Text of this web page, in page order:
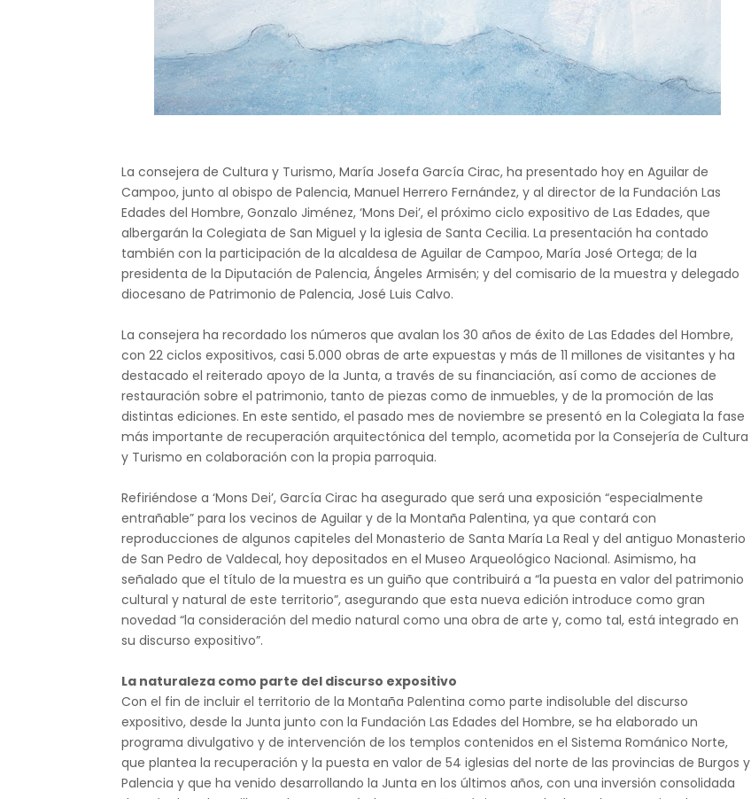
La consejera de Cultura y Turismo, María Josefa García Cirac, ha presentado hoy en Aguilar de
Campoo, junto al obispo de Palencia, Manuel Herrero Fernández, y al director de la Fundación Las
Edades del Hombre, Gonzalo Jiménez, ‘Mons Dei’, el próximo ciclo expositivo de Las Edades, que
albergarán la Colegiata de San Miguel y la iglesia de Santa Cecilia. La presentación ha contado
también con la participación de la alcaldesa de Aguilar de Campoo, María José Ortega; de la
presidenta de la Diputación de Palencia, Ángeles Armisén; y del comisario de la muestra y delegado
diocesano de Patrimonio de Palencia, José Luis Calvo.
La consejera ha recordado los números que avalan los 30 años de éxito de Las Edades del Hombre,
con 22 ciclos expositivos, casi 5.000 obras de arte expuestas y más de 11 millones de visitantes y ha
destacado el reiterado apoyo de la Junta, a través de su financiación, así como de acciones de
restauración sobre el patrimonio, tanto de piezas como de inmuebles, y de la promoción de las
distintas ediciones. En este sentido, el pasado mes de noviembre se presentó en la Colegiata la fase
más importante de recuperación arquitectónica del templo, acometida por la Consejería de Cultura
y Turismo en colaboración con la propia parroquia.
Refiriéndose a ‘Mons Dei’, García Cirac ha asegurado que será una exposición “especialmente
entrañable” para los vecinos de Aguilar y de la Montaña Palentina, ya que contará con
reproducciones de algunos capiteles del Monasterio de Santa María La Real y del antiguo Monasterio
de San Pedro de Valdecal, hoy depositados en el Museo Arqueológico Nacional. Asimismo, ha
señalado que el título de la muestra es un guiño que contribuirá a “la puesta en valor del patrimonio
cultural y natural de este territorio”, asegurando que esta nueva edición introduce como gran
novedad “la consideración del medio natural como una obra de arte y, como tal, está integrado en
su discurso expositivo”.
La naturaleza como parte del discurso expositivo
Con el fin de incluir el territorio de la Montaña Palentina como parte indisoluble del discurso
expositivo, desde la Junta junto con la Fundación Las Edades del Hombre, se ha elaborado un
programa divulgativo y de intervención de los templos contenidos en el Sistema Románico Norte,
que plantea la recuperación y la puesta en valor de 54 iglesias del norte de las provincias de Burgos y
Palencia y que ha venido desarrollando la Junta en los últimos años, con una inversión consolidada